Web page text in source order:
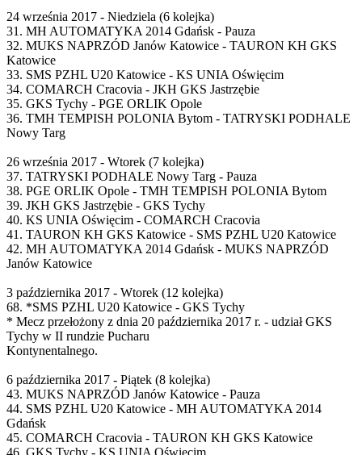
24 września 2017 - Niedziela (6 kolejka)
31. MH AUTOMATYKA 2014 Gdańsk - Pauza
32. MUKS NAPRZÓD Janów Katowice - TAURON KH GKS
Katowice
33. SMS PZHL U20 Katowice - KS UNIA Oświęcim
34. COMARCH Cracovia - JKH GKS Jastrzębie
35. GKS Tychy - PGE ORLIK Opole
36. TMH TEMPISH POLONIA Bytom - TATRYSKI PODHALE
Nowy Targ
26 września 2017 - Wtorek (7 kolejka)
37. TATRYSKI PODHALE Nowy Targ - Pauza
38. PGE ORLIK Opole - TMH TEMPISH POLONIA Bytom
39. JKH GKS Jastrzębie - GKS Tychy
40. KS UNIA Oświęcim - COMARCH Cracovia
41. TAURON KH GKS Katowice - SMS PZHL U20 Katowice
42. MH AUTOMATYKA 2014 Gdańsk - MUKS NAPRZÓD
Janów Katowice
3 października 2017 - Wtorek (12 kolejka)
68. *SMS PZHL U20 Katowice - GKS Tychy
* Mecz przełożony z dnia 20 października 2017 r. - udział GKS
Tychy w II rundzie Pucharu
Kontynentalnego.
6 października 2017 - Piątek (8 kolejka)
43. MUKS NAPRZÓD Janów Katowice - Pauza
44. SMS PZHL U20 Katowice - MH AUTOMATYKA 2014
Gdańsk
45. COMARCH Cracovia - TAURON KH GKS Katowice
46. GKS Tychy - KS UNIA Oświęcim